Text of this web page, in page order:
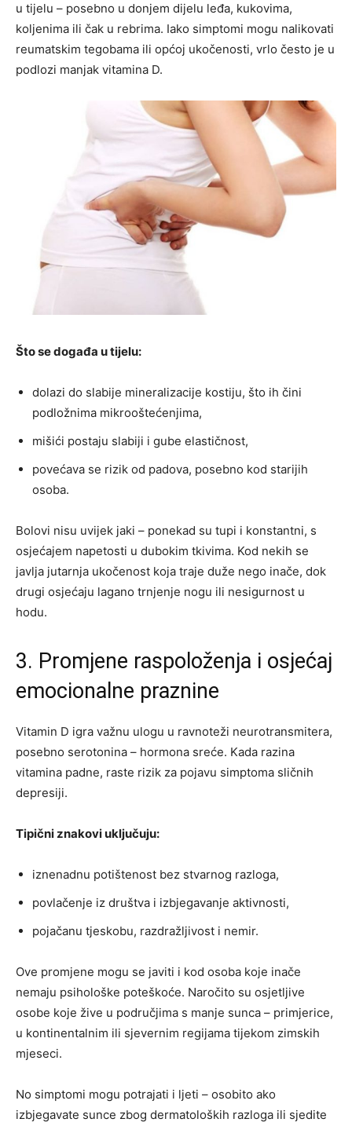
u tijelu – posebno u donjem dijelu leđa, kukovima,
koljenima ili čak u rebrima. Iako simptomi mogu nalikovati
reumatskim tegobama ili općoj ukočenosti, vrlo često je u
podlozi manjak vitamina D.
Što se događa u tijelu:
dolazi do slabije mineralizacije kostiju, što ih čini
podložnima mikrooštećenjima,
mišići postaju slabiji i gube elastičnost,
povećava se rizik od padova, posebno kod starijih
osoba.
Bolovi nisu uvijek jaki – ponekad su tupi i konstantni, s
osjećajem napetosti u dubokim tkivima. Kod nekih se
javlja jutarnja ukočenost koja traje duže nego inače, dok
drugi osjećaju lagano trnjenje nogu ili nesigurnost u
hodu.
3. Promjene raspoloženja i osjećaj
emocionalne praznine
Vitamin D igra važnu ulogu u ravnoteži neurotransmitera,
posebno serotonina – hormona sreće. Kada razina
vitamina padne, raste rizik za pojavu simptoma sličnih
depresiji.
Tipični znakovi uključuju:
iznenadnu potištenost bez stvarnog razloga,
povlačenje iz društva i izbjegavanje aktivnosti,
pojačanu tjeskobu, razdražljivost i nemir.
Ove promjene mogu se javiti i kod osoba koje inače
nemaju psihološke poteškoće. Naročito su osjetljive
osobe koje žive u područjima s manje sunca – primjerice,
u kontinentalnim ili sjevernim regijama tijekom zimskih
mjeseci.
No simptomi mogu potrajati i ljeti – osobito ako
izbjegavate sunce zbog dermatoloških razloga ili sjedite